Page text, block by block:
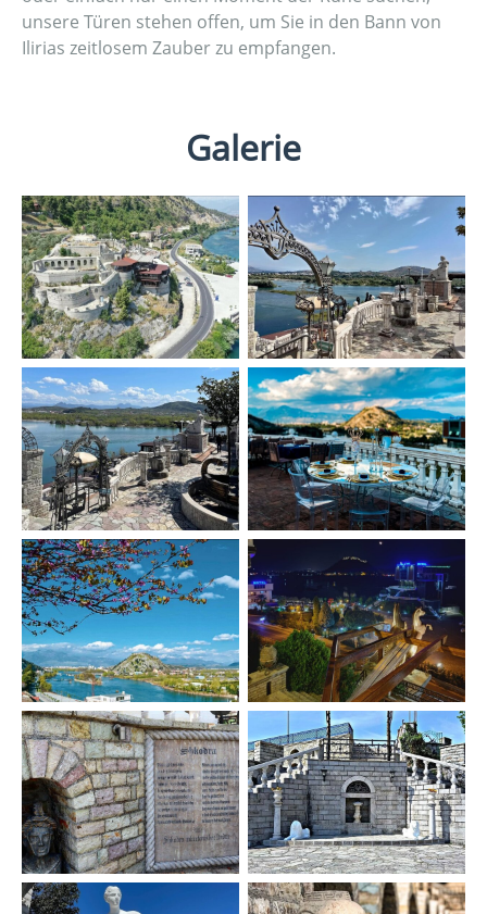
unsere Türen stehen offen, um Sie in den Bann von
Ilirias zeitlosem Zauber zu empfangen.
Galerie